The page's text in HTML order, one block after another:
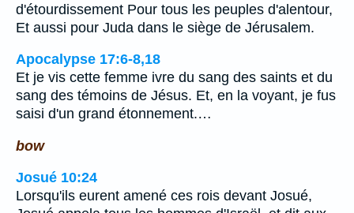
d'étourdissement Pour tous les peuples d'alentour,
Et aussi pour Juda dans le siège de Jérusalem.
Apocalypse 17:6-8,18
Et je vis cette femme ivre du sang des saints et du
sang des témoins de Jésus. Et, en la voyant, je fus
saisi d'un grand étonnement.…
bow
Josué 10:24
Lorsqu'ils eurent amené ces rois devant Josué,